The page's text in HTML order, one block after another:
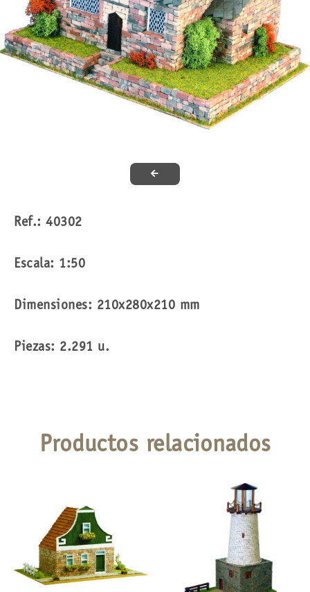
Ref.: 40302
Escala: 1:50
Dimensiones: 210x280x210 mm
Piezas: 2.291 u.
Productos relacionados